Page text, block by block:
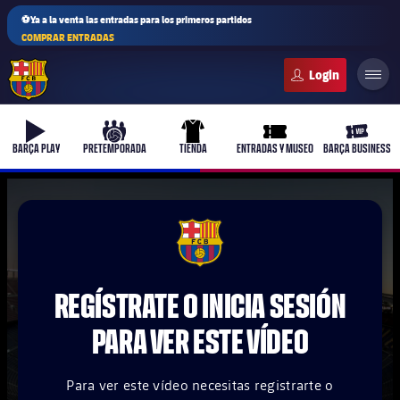
⚽Ya a la venta las entradas para los primeros partidos
COMPRAR ENTRADAS
b-play
BARÇA PLAY
culers-ball
PRETEMPORADA
uniform
TIENDA
ticket-full
ENTRADAS Y MUSEO
ticket-
BARÇA BUSINESS
plusicon
plusicon
más
FCB Barcelona badge
REGÍSTRATE O INICIA SESIÓN
PARA VER ESTE VÍDEO
Para ver este vídeo necesitas registrarte o